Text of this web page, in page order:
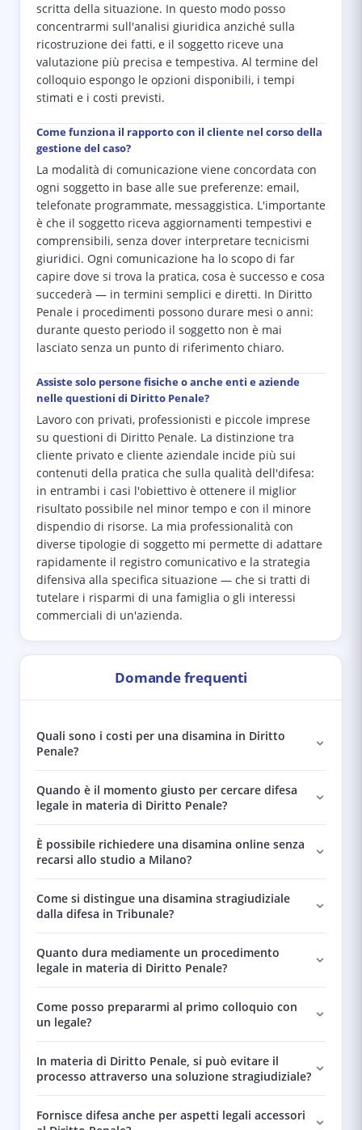
scritta della situazione. In questo modo posso
concentrarmi sull'analisi giuridica anziché sulla
ricostruzione dei fatti, e il soggetto riceve una
valutazione più precisa e tempestiva. Al termine del
colloquio espongo le opzioni disponibili, i tempi
stimati e i costi previsti.
Come funziona il rapporto con il cliente nel corso della
gestione del caso?
La modalità di comunicazione viene concordata con
ogni soggetto in base alle sue preferenze: email,
telefonate programmate, messaggistica. L'importante
è che il soggetto riceva aggiornamenti tempestivi e
comprensibili, senza dover interpretare tecnicismi
giuridici. Ogni comunicazione ha lo scopo di far
capire dove si trova la pratica, cosa è successo e cosa
succederà — in termini semplici e diretti. In Diritto
Penale i procedimenti possono durare mesi o anni:
durante questo periodo il soggetto non è mai
lasciato senza un punto di riferimento chiaro.
Assiste solo persone fisiche o anche enti e aziende
nelle questioni di Diritto Penale?
Lavoro con privati, professionisti e piccole imprese
su questioni di Diritto Penale. La distinzione tra
cliente privato e cliente aziendale incide più sui
contenuti della pratica che sulla qualità dell'difesa:
in entrambi i casi l'obiettivo è ottenere il miglior
risultato possibile nel minor tempo e con il minore
dispendio di risorse. La mia professionalità con
diverse tipologie di soggetto mi permette di adattare
rapidamente il registro comunicativo e la strategia
difensiva alla specifica situazione — che si tratti di
tutelare i risparmi di una famiglia o gli interessi
commerciali di un'azienda.
Domande frequenti
Quali sono i costi per una disamina in Diritto
Penale?
Quando è il momento giusto per cercare difesa
legale in materia di Diritto Penale?
È possibile richiedere una disamina online senza
recarsi allo studio a Milano?
Come si distingue una disamina stragiudiziale
dalla difesa in Tribunale?
Quanto dura mediamente un procedimento
legale in materia di Diritto Penale?
Come posso prepararmi al primo colloquio con
un legale?
In materia di Diritto Penale, si può evitare il
processo attraverso una soluzione stragiudiziale?
Fornisce difesa anche per aspetti legali accessori